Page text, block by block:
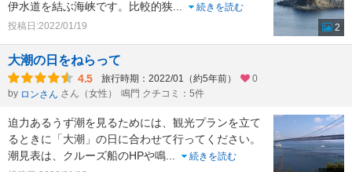
伊水道を結ぶ海峡です。比較的狭...
続きを読む
投稿日:2022/01/19
2
大潮の日をねらって
4.5 旅行時期：2022/01（約5年前）
0
by ロンさん さん（女性） 鳴門 クチコミ：5件
迫力あるうず潮を見るためには、観光プランを立て
るときに「大潮」の日に合わせて行ってください。
潮見表は、クルーズ船のHPや鳴...
続きを読む